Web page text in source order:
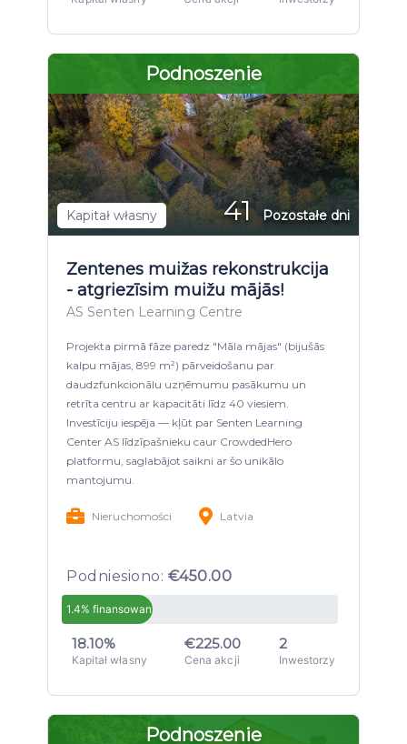
Podnoszenie
Kapitał własny 41 Pozostałe dni
Zentenes muižas rekonstrukcija
- atgriezīsim muižu mājās!
AS Senten Learning Centre
Projekta pirmā fāze paredz "Māla mājas" (bijušās
kalpu mājas, 899 m²) pārveidošanu par
daudzfunkcionālu uzņēmumu pasākumu un
retrīta centru ar kapacitāti līdz 40 viesiem.
Investīciju iespēja — kļūt par Senten Learning
Center AS līdzīpašnieku caur CrowdedHero
platformu, saglabājot saikni ar šo unikālo
mantojumu.
Nieruchomości Latvia
Podniesiono: €450.00
1.4% finansowany
18.10%
Kapitał własny
€225.00
Cena akcji
2
Inwestorzy
Podnoszenie